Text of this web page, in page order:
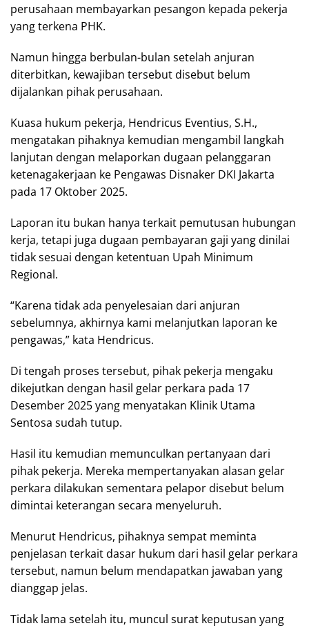
perusahaan membayarkan pesangon kepada pekerja
yang terkena PHK.
Namun hingga berbulan-bulan setelah anjuran
diterbitkan, kewajiban tersebut disebut belum
dijalankan pihak perusahaan.
Kuasa hukum pekerja, Hendricus Eventius, S.H.,
mengatakan pihaknya kemudian mengambil langkah
lanjutan dengan melaporkan dugaan pelanggaran
ketenagakerjaan ke Pengawas Disnaker DKI Jakarta
pada 17 Oktober 2025.
Laporan itu bukan hanya terkait pemutusan hubungan
kerja, tetapi juga dugaan pembayaran gaji yang dinilai
tidak sesuai dengan ketentuan Upah Minimum
Regional.
“Karena tidak ada penyelesaian dari anjuran
sebelumnya, akhirnya kami melanjutkan laporan ke
pengawas,” kata Hendricus.
Di tengah proses tersebut, pihak pekerja mengaku
dikejutkan dengan hasil gelar perkara pada 17
Desember 2025 yang menyatakan Klinik Utama
Sentosa sudah tutup.
Hasil itu kemudian memunculkan pertanyaan dari
pihak pekerja. Mereka mempertanyakan alasan gelar
perkara dilakukan sementara pelapor disebut belum
dimintai keterangan secara menyeluruh.
Menurut Hendricus, pihaknya sempat meminta
penjelasan terkait dasar hukum dari hasil gelar perkara
tersebut, namun belum mendapatkan jawaban yang
dianggap jelas.
Tidak lama setelah itu, muncul surat keputusan yang